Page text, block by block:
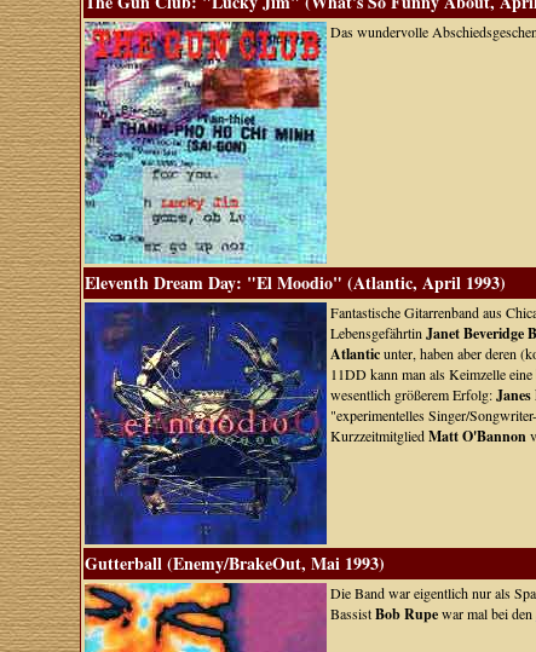
Das wundervolle
Eleventh Dream Day: "El Moodio" (Atlantic, April 1993)
Fantastische Gitarrenband aus
Lebensgefährtin Janet Beveridge
Atlanticunter, haben aber deren
11DD kann man als Keimzelle
wesentlich größerem Erfolg:Janes
"experimentelles Singer/
KurzzeitmitgliedMatt O'Bannon
Gutterball (Enemy/BrakeOut, Mai 1993)
Die Band war eigentlich nur als
BassistBob Rupewar mal bei den